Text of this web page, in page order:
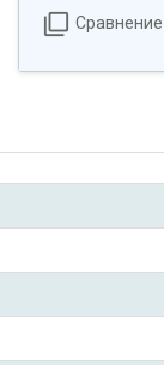
Сравнение